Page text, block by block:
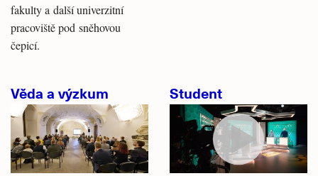
fakulty a další univerzitní
pracoviště pod sněhovou
čepicí.
Věda a výzkum Student